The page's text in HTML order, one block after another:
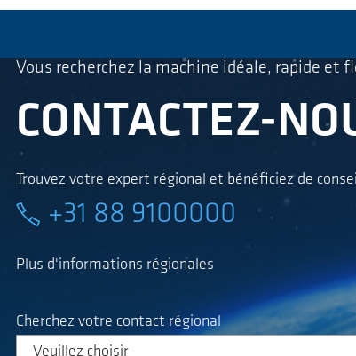
Vous recherchez la machine idéale, rapide et
CONTACTEZ-
Trouvez votre expert régional et bénéficiez de
+31 88 9100000
Plus d'informations régionales
Cherchez votre contact régional